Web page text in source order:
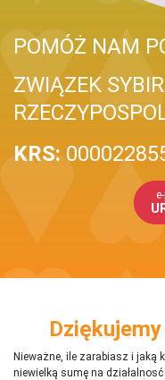
POMÓŻ NAM
ZWIĄZEK
KRS:
Nieważne, ile zarabiasz i jaką
niewielką sumę na